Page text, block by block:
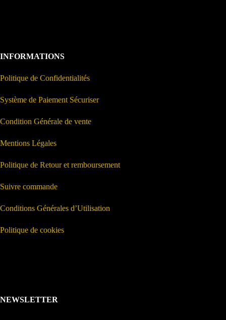
INFORMATIONS
Politique de Confidentialités
Système de Paiement Sécuriser
Condition Générale de vente
Mentions Légales
Politique de Retour et remboursement
Suivre commande
Conditions Générales d’Utilisation
Politique de cookies
NEWSLETTER